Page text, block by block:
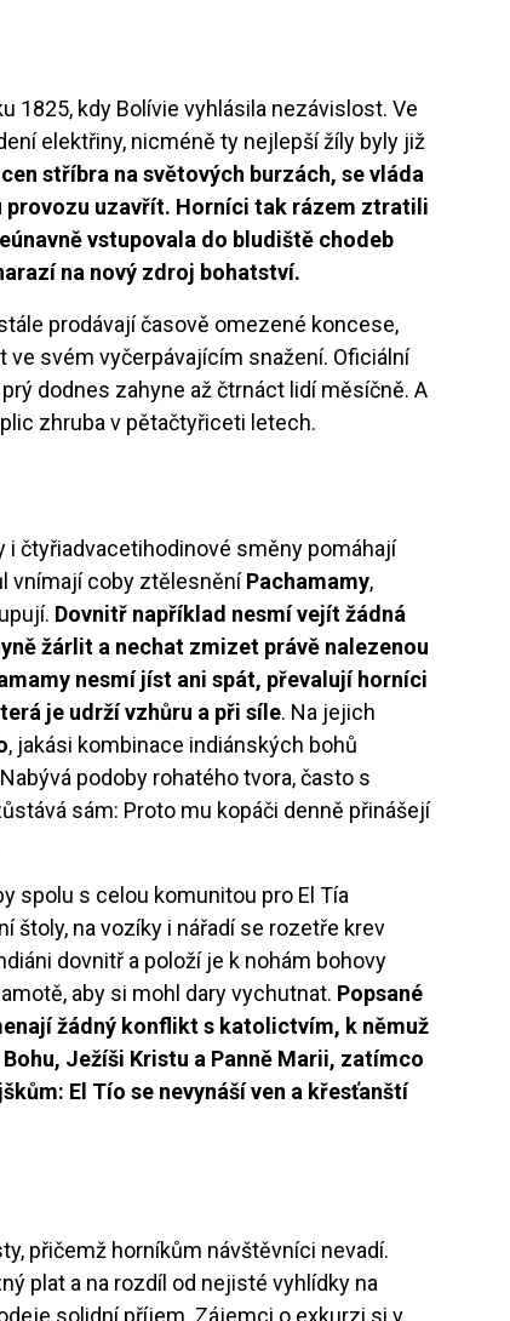
1825, kdy Bolívie vyhlásila nezávislost. Ve
elektřiny, nicméně ty nejlepší žíly byly již
stříbra na světových burzách, se vláda
uzavřít. Horníci tak rázem ztratili
vstupovala do bludiště chodeb
na nový zdroj bohatství.
prodávají časově omezené koncese,
ve svém vyčerpávajícím snažení. Oficiální
dodnes zahyne až čtrnáct lidí měsíčně. A
zhruba v pětačtyřiceti letech.
i čtyřiadvacetihodinové směny pomáhají
vnímají coby ztělesněníPachamamy,
Dovnitř například nesmí vejít žádná
žárlit a nechat zmizet právě nalezenou
nesmí jíst ani spát, převalují horníci
je udrží vzhůru a při síle. Na jejich
, jakási kombinace indiánských bohů
podoby rohatého tvora, často s
sám: Proto mu kopáči denně přinášejí
spolu s celou komunitou pro El Tía
štoly, na vozíky i nářadí se rozetře krev
dovnitř a položí je k nohám bohovy
aby si mohl dary vychutnat. Popsané
žádný konflikt s katolictvím, k němuž
Ježíši Kristu a Panně Marii, zatímco
El Tío se nevynáší ven a křesťanští
přičemž horníkům návštěvníci nevadí.
plat a na rozdíl od nejisté vyhlídky na
solidní příjem. Zájemci o exkurzi si v